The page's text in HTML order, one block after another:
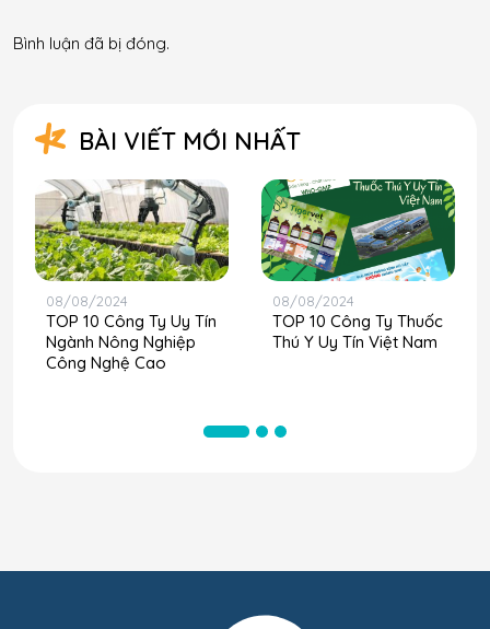
Bình luận đã bị đóng.
BÀI VIẾT MỚI NHẤT
08/08/2024
TOP 10 Công Ty Uy Tín
Ngành Nông Nghiệp
Công Nghệ Cao
08/08/2024
TOP 10 Công Ty Thuốc
Thú Y Uy Tín Việt Nam